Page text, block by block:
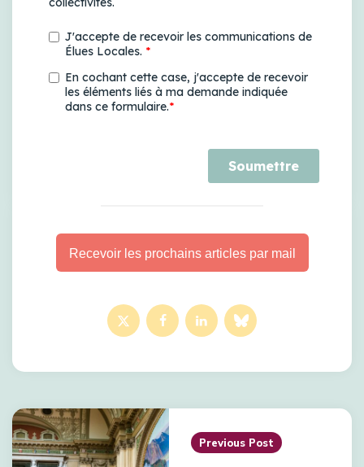
Recevoir les prochains articles par mail
Previous Post